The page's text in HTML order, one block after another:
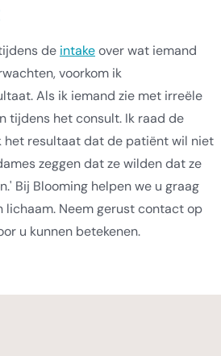
de intakeover wat iemand
voorkom ik
Als ik iemand zie met irreële
tijdens het consult. Ik raad de
het resultaat dat de patiënt wil niet
zeggen dat ze wilden dat ze
Bij Blooming helpen we u graag
lichaam. Neem gerust contact op
u kunnen betekenen.